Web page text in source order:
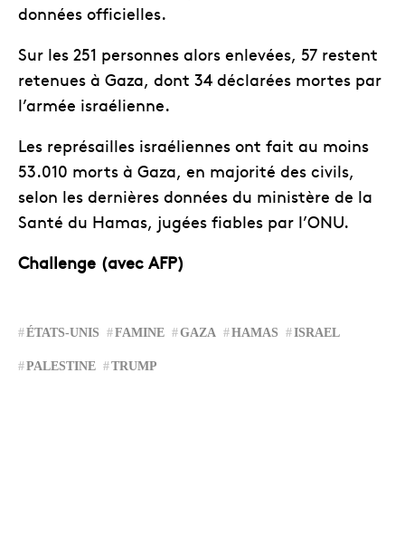
données officielles.
Sur les 251 personnes alors enlevées, 57 restent
retenues à Gaza, dont 34 déclarées mortes par
l’armée israélienne.
Les représailles israéliennes ont fait au moins
53.010 morts à Gaza, en majorité des civils,
selon les dernières données du ministère de la
Santé du Hamas, jugées fiables par l’ONU.
Challenge (avec AFP)
ÉTATS-UNIS FAMINE GAZA HAMAS ISRAEL
PALESTINE TRUMP